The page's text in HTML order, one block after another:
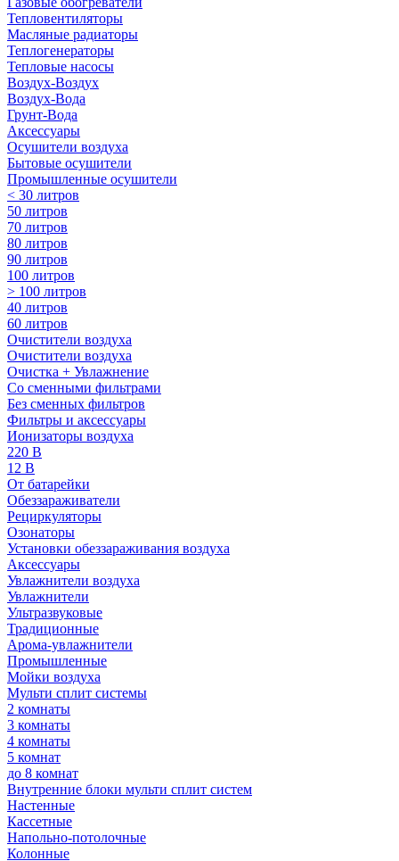
Тепловентиляторы
Масляные радиаторы
Теплогенераторы
Тепловые насосы
Воздух-Воздух
Воздух-Вода
Грунт-Вода
Аксессуары
Осушители воздуха
Бытовые осушители
Промышленные осушители
< 30 литров
50 литров
70 литров
80 литров
90 литров
100 литров
> 100 литров
40 литров
60 литров
Очистители воздуха
Очистители воздуха
Очистка + Увлажнение
Cо сменными фильтрами
Без сменных фильтров
Фильтры и аксессуары
Ионизаторы воздуха
220 В
12 В
От батарейки
Обеззараживатели
Рециркуляторы
Озонаторы
Установки обеззараживания воздуха
Аксессуары
Увлажнители воздуха
Увлажнители
Ультразвуковые
Традиционные
Арома-увлажнители
Промышленные
Мойки воздуха
Мульти сплит системы
2 комнаты
3 комнаты
4 комнаты
5 комнат
до 8 комнат
Внутренние блоки мульти сплит систем
Настенные
Кассетные
Напольно-потолочные
Колонные